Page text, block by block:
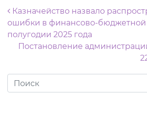
Навигация по
Казначейство назвало
ошибки в финансово-бюджетной
полугодии 2025 года
Постановление